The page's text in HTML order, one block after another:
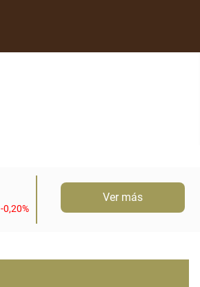
-0,20%
Ver más